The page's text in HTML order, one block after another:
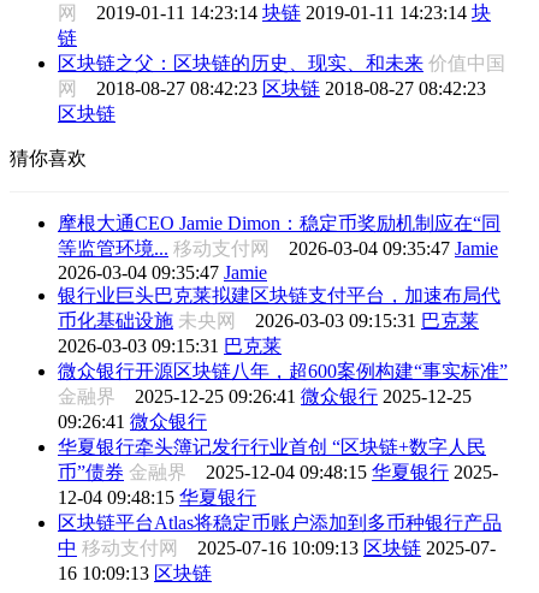
网 2019-01-11 14:23:14 块链 2019-01-11 14:23:14 块
链
区块链之父：区块链的历史、现实、和未来 价值中国
网 2018-08-27 08:42:23 区块链 2018-08-27 08:42:23
区块链
猜你喜欢
摩根大通CEO Jamie Dimon：稳定币奖励机制应在“同
等监管环境... 移动支付网 2026-03-04 09:35:47 Jamie
2026-03-04 09:35:47 Jamie
银行业巨头巴克莱拟建区块链支付平台，加速布局代
币化基础设施 未央网 2026-03-03 09:15:31 巴克莱
2026-03-03 09:15:31 巴克莱
微众银行开源区块链八年，超600案例构建“事实标准”
金融界 2025-12-25 09:26:41 微众银行 2025-12-25
09:26:41 微众银行
华夏银行牵头簿记发行行业首创 “区块链+数字人民
币”债券 金融界 2025-12-04 09:48:15 华夏银行 2025-
12-04 09:48:15 华夏银行
区块链平台Atlas将稳定币账户添加到多币种银行产品
中 移动支付网 2025-07-16 10:09:13 区块链 2025-07-
16 10:09:13 区块链